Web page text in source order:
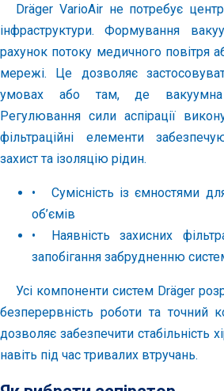
Dräger VarioAir не потребує
інфраструктури. Формування
рахунок потоку медичного повітря
мережі. Це дозволяє
умовах або там, де вакуумна
Регулювання сили аспірації
фільтраційні елементи
захист та ізоляцію рідин.
•
Сумісність із ємностями
об’ємів
•
Наявність захисних
запобігання забрудненню
Усі компоненти систем Dräger
безперервність роботи та точний
дозволяє забезпечити стабільність
навіть під час тривалих втручань.